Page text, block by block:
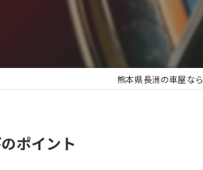
熊本県長洲の車屋な
ポイント